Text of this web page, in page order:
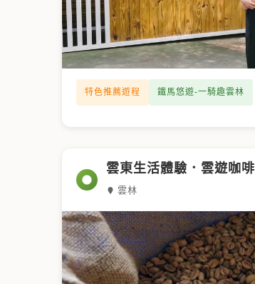
特色推薦遊程 鐵馬悠遊-一騎趣雲林
雲東生活體驗．雲遊咖啡
雲林